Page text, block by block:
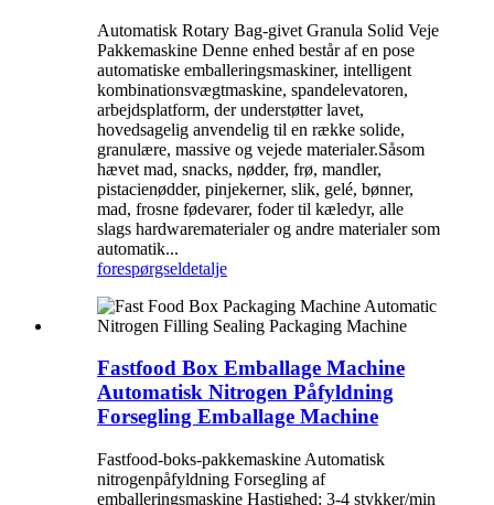
Automatisk Rotary Bag-givet Granula Solid Veje
Pakkemaskine Denne enhed består af en pose
automatiske emballeringsmaskiner, intelligent
kombinationsvægtmaskine, spandelevatoren,
arbejdsplatform, der understøtter lavet,
hovedsagelig anvendelig til en række solide,
granulære, massive og vejede materialer.Såsom
hævet mad, snacks, nødder, frø, mandler,
pistacienødder, pinjekerner, slik, gelé, bønner,
mad, frosne fødevarer, foder til kæledyr, alle
slags hardwarematerialer og andre materialer som
automatik...
forespørgseldetalje
Fastfood Box Emballage Machine
Automatisk Nitrogen Påfyldning
Forsegling Emballage Machine
Fastfood-boks-pakkemaskine Automatisk
nitrogenpåfyldning Forsegling af
emballeringsmaskine Hastighed: 3-4 stykker/min